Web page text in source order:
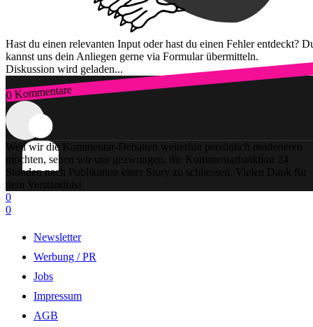
Hast du einen relevanten Input oder hast du einen Fehler entdeckt?
kannst uns dein Anliegen gerne via Formular übermitteln.
Diskussion wird geladen...
0 Kommentare
Zum Login
Weil wir die Kommentar-Debatten weiterhin persönlich moderieren
möchten, sehen wir uns gezwungen, die Kommentarfunktion 24
Stunden nach Publikation einer Story zu schliessen. Vielen Dank für
dein Verständnis!
0
0
Newsletter
Werbung / PR
Jobs
Impressum
AGB